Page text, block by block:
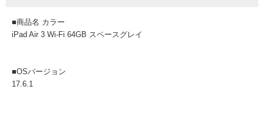
■商品名 カラー
iPad Air 3 Wi-Fi 64GB スペースグレイ
■OSバージョン
17.6.1